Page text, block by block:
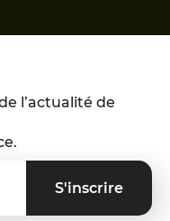
l’actualité de